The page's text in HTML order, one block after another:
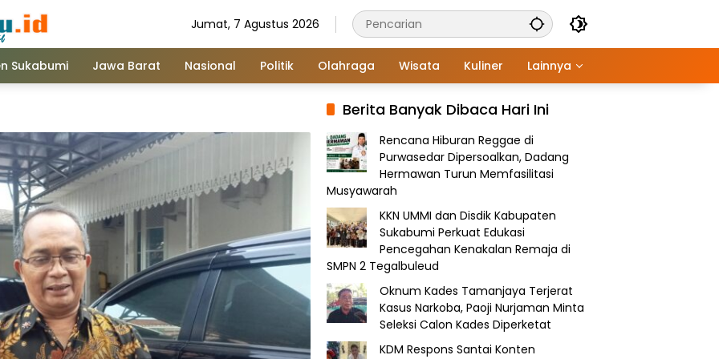
Jumat, 7 Agustus 2026
Sukabumi Jawa Barat Nasional Politik Olahraga Wisata Kuliner Lainnya
Berita Banyak Dibaca Hari Ini
Rencana Hiburan Reggae di
Purwasedar Dipersoalkan, Dadang
Hermawan Turun Memfasilitasi
Musyawarah
KKN UMMI dan Disdik Kabupaten
Sukabumi Perkuat Edukasi
Pencegahan Kenakalan Remaja di
SMPN 2 Tegalbuleud
Oknum Kades Tamanjaya Terjerat
Kasus Narkoba, Paoji Nurjaman Minta
Seleksi Calon Kades Diperketat
KDM Respons Santai Konten